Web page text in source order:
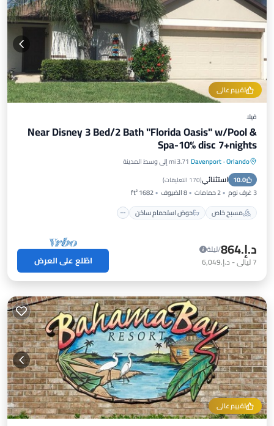
تقييم عالي
فيلا
Near Disney 3 Bed/2 Bath "Florida Oasis" w/Pool &
Spa-10% disc 7+nights
Orlando
·
Davenport 3.71 mi إلى وسط المدينة
10.0 استثنائي(170 التعليقات )
3 غرف نوم 2 حمامات 8 الضيوف
1682 ft²
مسبح خاص
حوض استحمام ساخن
مسبح خاص
حوض استحمام ساخن
موقف سيارات
د.إ.‏864
/ليلة
7ليالي- د.إ.‏6,049 اطّلع على العرض
تقييم عالي